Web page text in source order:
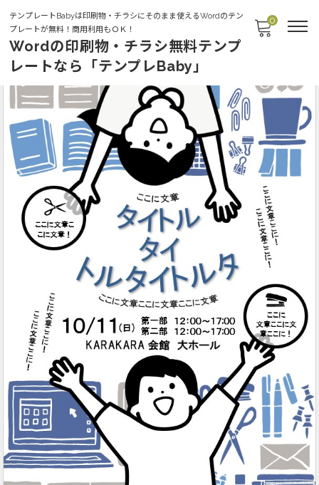
テンプレートBabyは印刷物・チラシにそのまま使えるWordのテン
プレートが無料！商用利用もＯＫ！
Wordの印刷物・チラシ無料テンプ
レートなら「テンプレBaby」
0